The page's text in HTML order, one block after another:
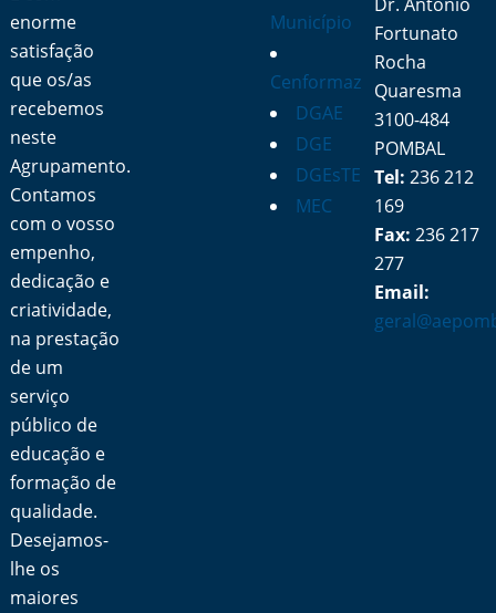
enorme
satisfação
que os/as
recebemos
neste
Agrupamento.
Contamos
com o vosso
empenho,
dedicação e
criatividade,
na prestação
de um
serviço
público de
educação e
formação de
qualidade.
Desejamos-
lhe os
maiores
Município
Cenformaz
DGAE
DGE
DGEsTE
MEC
Fortunato
Rocha
Quaresma
3100-484
POMBAL
Tel: 236 212
169
Fax: 236 217
277
Email: